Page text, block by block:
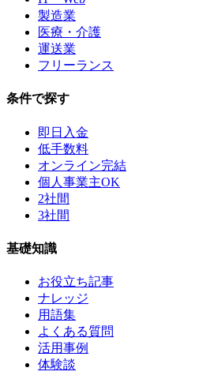
製造業
医療・介護
運送業
フリーランス
条件で探す
即日入金
低手数料
オンライン完結
個人事業主OK
2社間
3社間
基礎知識
お役立ち記事
ナレッジ
用語集
よくある質問
活用事例
体験談